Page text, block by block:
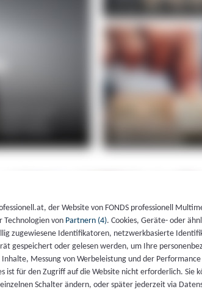
der Website von FONDS professionell
von Partnern (4). Cookies, Geräte- oder
zugewiesene Identifikatoren, netzwerkbasierte
gespeichert oder gelesen werden, um Ihre
Messung von Werbeleistung und der
ist für den Zugriff auf die Website nicht erforderlich. Sie
Schalter ändern, oder später jederzeit via